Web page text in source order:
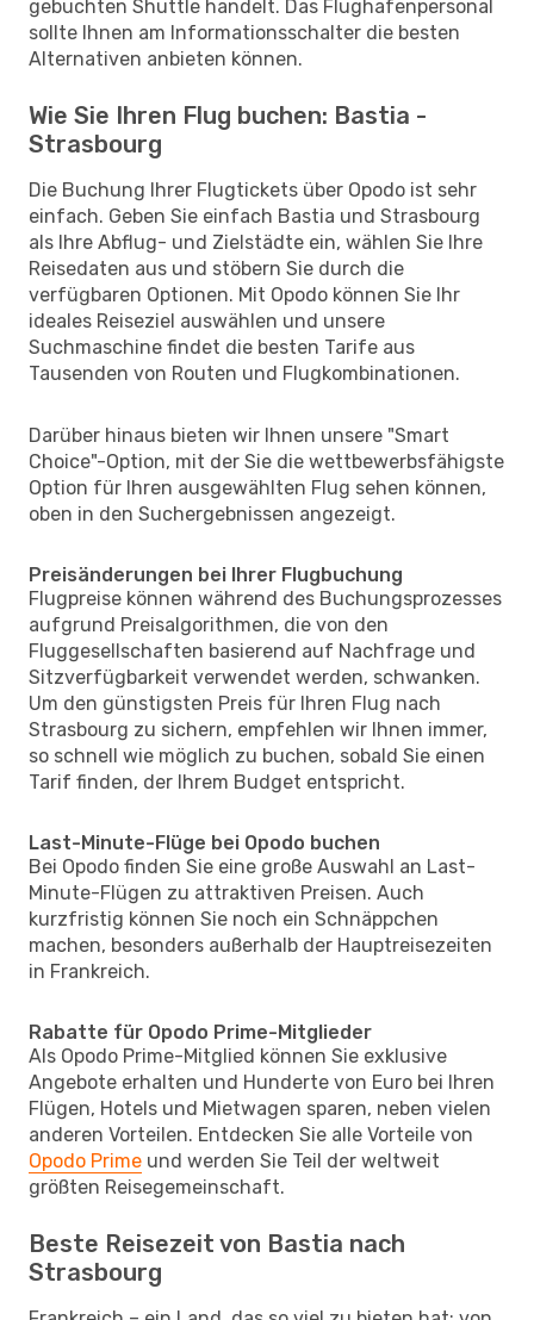
gebuchten Shuttle handelt. Das Flughafenpersonal
sollte Ihnen am Informationsschalter die besten
Alternativen anbieten können.
Wie Sie Ihren Flug buchen: Bastia -
Strasbourg
Die Buchung Ihrer Flugtickets über Opodo ist sehr
einfach. Geben Sie einfach Bastia und Strasbourg
als Ihre Abflug- und Zielstädte ein, wählen Sie Ihre
Reisedaten aus und stöbern Sie durch die
verfügbaren Optionen. Mit Opodo können Sie Ihr
ideales Reiseziel auswählen und unsere
Suchmaschine findet die besten Tarife aus
Tausenden von Routen und Flugkombinationen.
Darüber hinaus bieten wir Ihnen unsere "Smart
Choice"-Option, mit der Sie die wettbewerbsfähigste
Option für Ihren ausgewählten Flug sehen können,
oben in den Suchergebnissen angezeigt.
Preisänderungen bei Ihrer Flugbuchung
Flugpreise können während des Buchungsprozesses
aufgrund Preisalgorithmen, die von den
Fluggesellschaften basierend auf Nachfrage und
Sitzverfügbarkeit verwendet werden, schwanken.
Um den günstigsten Preis für Ihren Flug nach
Strasbourg zu sichern, empfehlen wir Ihnen immer,
so schnell wie möglich zu buchen, sobald Sie einen
Tarif finden, der Ihrem Budget entspricht.
Last-Minute-Flüge bei Opodo buchen
Bei Opodo finden Sie eine große Auswahl an Last-
Minute-Flügen zu attraktiven Preisen. Auch
kurzfristig können Sie noch ein Schnäppchen
machen, besonders außerhalb der Hauptreisezeiten
in Frankreich.
Rabatte für Opodo Prime-Mitglieder
Als Opodo Prime-Mitglied können Sie exklusive
Angebote erhalten und Hunderte von Euro bei Ihren
Flügen, Hotels und Mietwagen sparen, neben vielen
anderen Vorteilen. Entdecken Sie alle Vorteile von
Opodo Prime und werden Sie Teil der weltweit
größten Reisegemeinschaft.
Beste Reisezeit von Bastia nach
Strasbourg